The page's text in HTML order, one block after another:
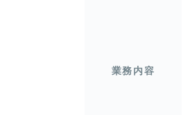
業務内容